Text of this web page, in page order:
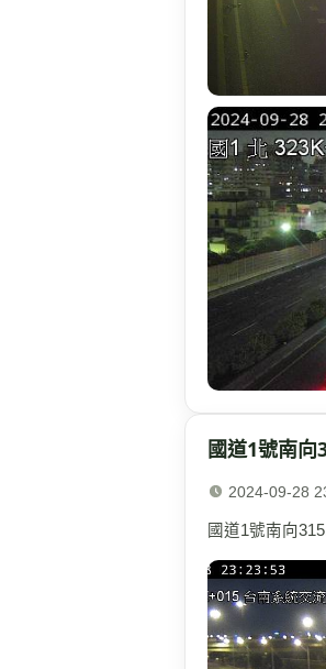
國道1號南
2024-09-28
國道1號南向